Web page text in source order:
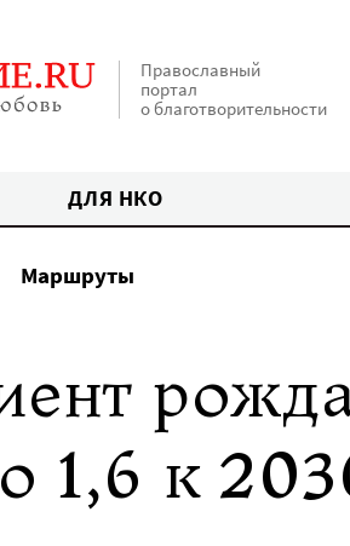
Православный
портал
о благотворительности
ДЛЯ НКО
Маршруты
1,6 к